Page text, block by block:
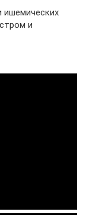
ишемических
и